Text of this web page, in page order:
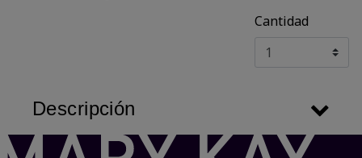
Cantidad
Descripción